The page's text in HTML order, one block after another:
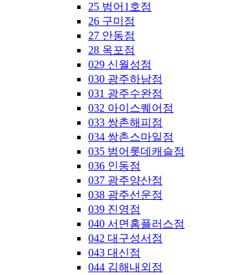
25 범어1호점
26 구미점
27 안동점
28 옥포점
029 신월성점
030 광주하남점
031 광주수완점
032 아이스퀘어점
033 쌍촌해피점
034 쌍촌스마일점
035 범어롯데캐슬점
036 인동점
037 광주양산점
038 광주선운점
039 진영점
040 서면홈플러스점
042 대구성서점
043 대신점
044 김해내외점